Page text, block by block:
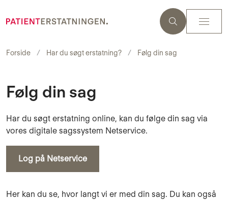
Forside Har du søgt erstatning? Følg din sag
Følg din sag
Har du søgt erstatning online, kan du følge din sag via
vores digitale sagssystem Netservice.
Log på Netservice
Her kan du se, hvor langt vi er med din sag. Du kan også